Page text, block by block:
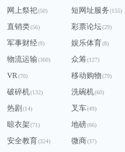
网上祭祀(50) 短网址服务(155)
直销类(56) 彩票论坛(29)
军事财经(9) 娱乐体育(8)
物流运输(360) 众筹(127)
VR(70) 移动购物(79)
破碎机(132) 洗碗机(60)
热剧 (14) 叉车(49)
晾衣架(71) 地磅(66)
安全教育(324) 微商(37)